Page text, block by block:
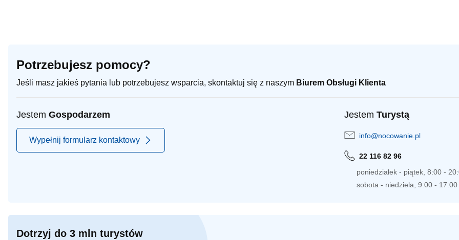
Potrzebujesz pomocy?
Jeśli masz jakieś pytania lub potrzebujesz wsparcia, skontaktuj się z naszym Biurem Obsługi Klienta
Jestem Gospodarzem
Wypełnij formularz kontaktowy
Jestem Turystą
info@nocowanie.pl
22 116 82 96
poniedziałek - piątek, 8:00 -
sobota - niedziela, 9:00 - 17:00
Dotrzyj do 3 mln turystów